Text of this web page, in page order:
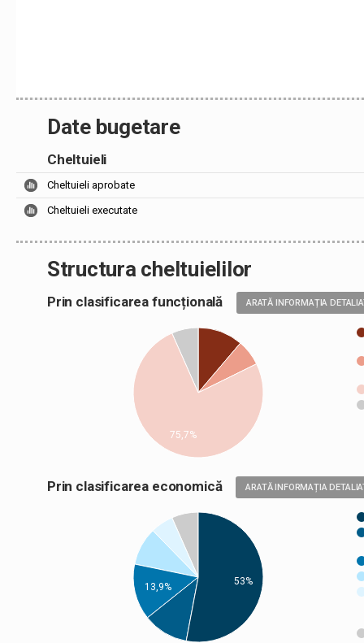
Date bugetare
Cheltuieli
Cheltuieli aprobate
Cheltuieli executate
Structura cheltuielilor
Prin clasificarea funcțională ARATĂ INFORMAȚIA
75,7%
Prin clasificarea economică ARATĂ INFORMAȚIA
13,9% 53%